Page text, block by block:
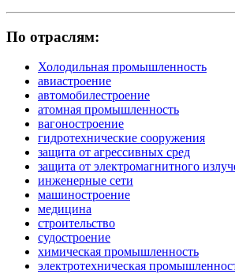
По отраслям:
Холодильная промышленность
авиастроение
автомобилестроение
атомная промышленность
вагоностроение
гидротехнические сооружения
защита от агрессивных сред
защита от электромагнитного
инженерные сети
машиностроение
медицина
строительство
судостроение
химическая промышленность
электротехническая